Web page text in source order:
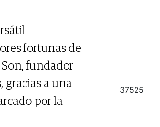
fortunas de
fundador
gracias a una
por la
37525